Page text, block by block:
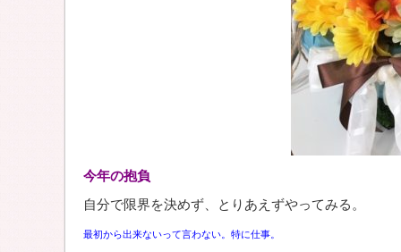
今年の抱負
自分で限界を決めず、とりあえずやってみる。
最初から出来ないって言わない。特に仕事。